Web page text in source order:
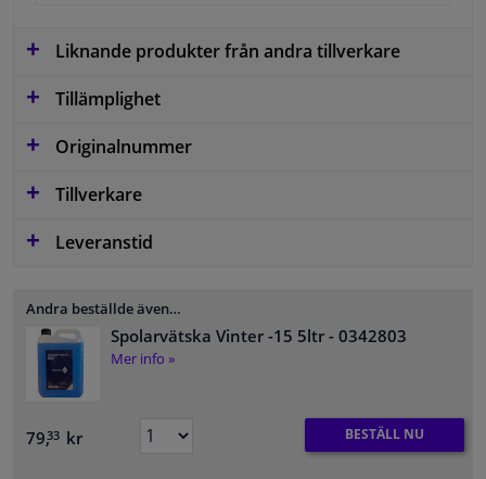
Liknande produkter från andra tillverkare
Tillämplighet
Originalnummer
Tillverkare
Leveranstid
Andra beställde även…
Spolarvätska Vinter -15 5ltr - 0342803
Mer info »
79,33 kr BESTÄLL NU